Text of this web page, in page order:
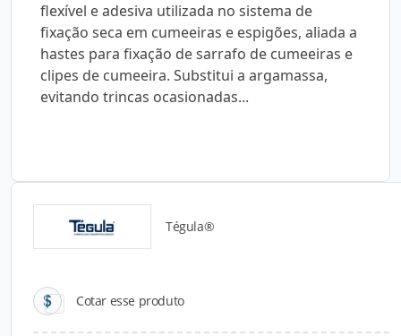
flexível e adesiva utilizada no sistema de
fixação seca em cumeeiras e espigões, aliada a
hastes para fixação de sarrafo de cumeeiras e
clipes de cumeeira. Substitui a argamassa,
evitando trincas ocasionadas...
Tégula®
Cotar esse produto
Catálogos para Download